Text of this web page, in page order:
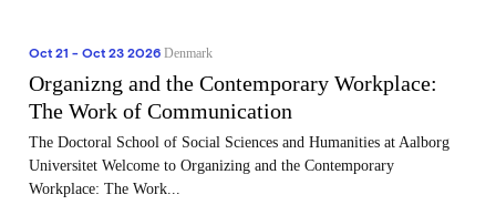
Oct 21 - Oct 23 2026 Denmark
Organizng and the Contemporary Workplace:
The Work of Communication
The Doctoral School of Social Sciences and Humanities at Aalborg
Universitet Welcome to Organizing and the Contemporary
Workplace: The Work...